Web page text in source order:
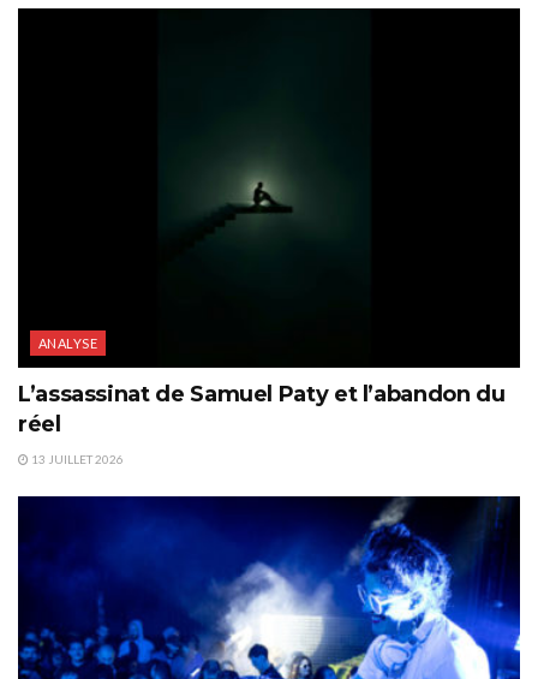
ANALYSE
L’assassinat de Samuel Paty et l’abandon du
réel
13 JUILLET 2026